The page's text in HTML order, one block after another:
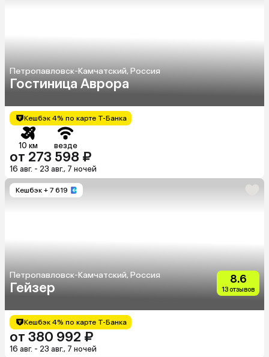
Петропавловск-Камчатский, Россия
Гостиница Аврора
Кешбэк 4% по карте Т-Банка
10 км везде
от 273 598 ₽
16 авг. - 23 авг., 7 ночей
Кешбэк + 7 619
Петропавловск-Камчатский, Россия
Гейзер
8.6
13 отзывов
Кешбэк 4% по карте Т-Банка
от 380 992 ₽
16 авг. - 23 авг., 7 ночей